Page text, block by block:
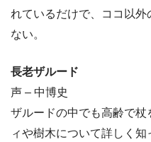
れているだけで、ココ以外
ない。
長老ザルード
声 – 中博史
ザルードの中でも高齢で
ィや樹木について詳しく知